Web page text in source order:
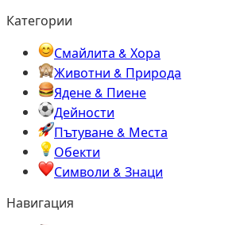
Категории
Смайлита & Хора
Животни & Природа
Ядене & Пиене
Дейности
Пътуване & Места
Обекти
Символи & Знаци
Навигация